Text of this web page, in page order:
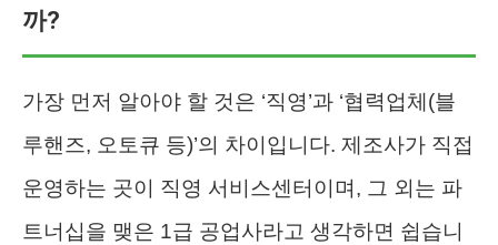
까?
가장 먼저 알아야 할 것은 ‘직영’과 ‘협력업체(블
루핸즈, 오토큐 등)’의 차이입니다. 제조사가 직접
운영하는 곳이 직영 서비스센터이며, 그 외는 파
트너십을 맺은 1급 공업사라고 생각하면 쉽습니